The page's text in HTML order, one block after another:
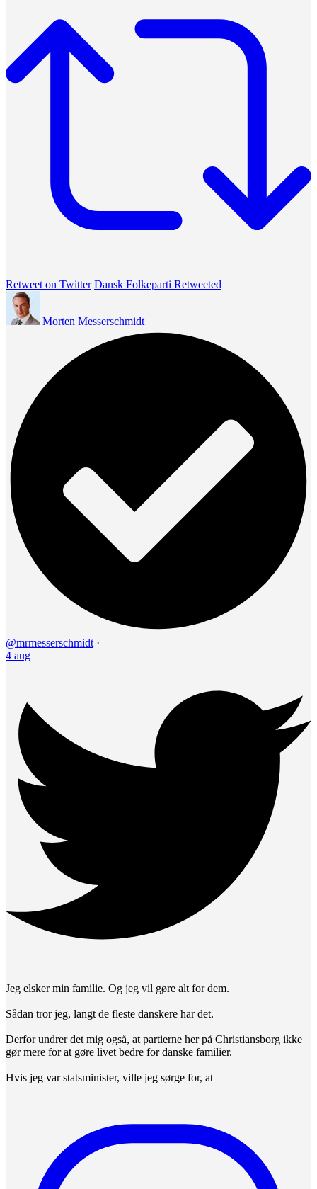
Retweet on Twitter Dansk Folkeparti Retweeted
Morten Messerschmidt
@mrmesserschmidt ·
4 aug
Jeg elsker min familie. Og jeg vil gøre alt for dem.
Sådan tror jeg, langt de fleste danskere har det.
Derfor undrer det mig også, at partierne her på Christiansborg ikke
gør mere for at gøre livet bedre for danske familier.
Hvis jeg var statsminister, ville jeg sørge for, at